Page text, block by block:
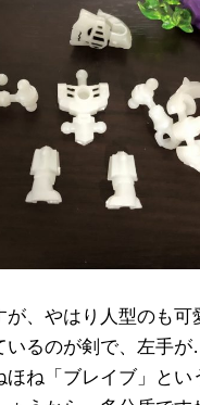
、やはり人型のも可
いるのが剣で、左手
ほね「ブレイブ」とい